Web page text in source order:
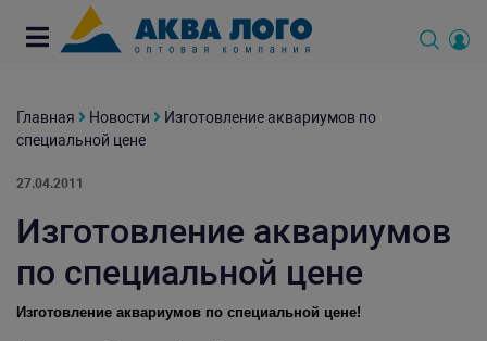
Главная Новости
Изготовление аквариумов по
специальной цене
27.04.2011
Изготовление аквариумов
по специальной цене
Изготовление аквариумов по специальной цене!